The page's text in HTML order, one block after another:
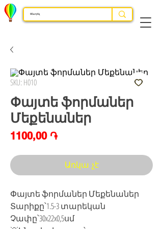
SKU: H010
Փայտե ֆորմաներ
Մեքենաներ
1100,00 ֏Price
Առկա չէ
Փայտե ֆորմաներ Մեքենաներ
Տարիքը՝1.5-3 տարեկան
Չափը՝30x22x0,5սմ